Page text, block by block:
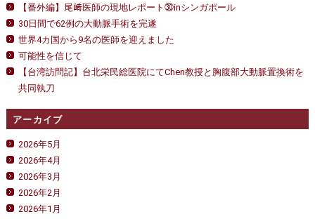
【番外編】尾﨑医師の現地レポート㉚inシンガポール
30日間で62例の大動脈手術を完遂
世界4カ国から9名の医師を迎えました
可能性を信じて
【台湾訪問記】台北栄民総医院にてChen教授と胸腹部大動脈置換術を
共同執刀
アーカイブ
2026年5月
2026年4月
2026年3月
2026年2月
2026年1月